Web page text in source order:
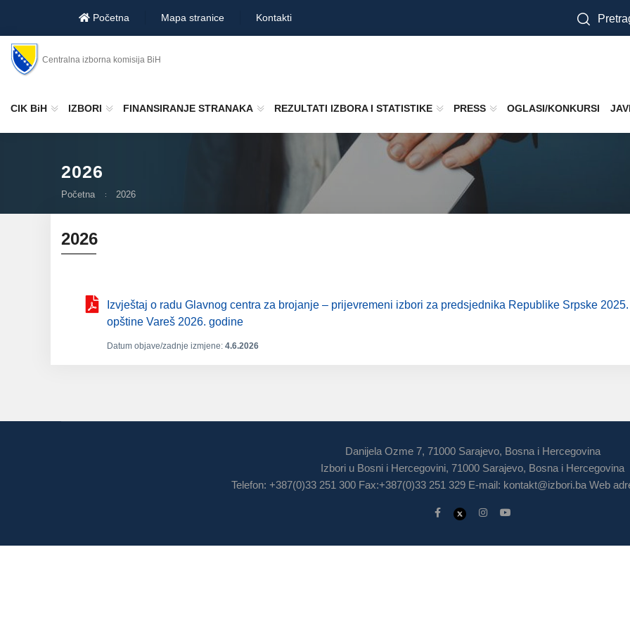
Početna Mapa stranice Kontakti
Centralna izborna komisija BiH
CIK BiH IZBORI FINANSIRANJE STRANAKA REZULTATI IZBORA I STATISTIKE PRESS OGLASI/KONKURSI
2026
Početna 2026
2026
Izvјeštaj o radu Glavnog centra za brojanje – prijevremeni izbori za predsjednika Republike Srpske
opštine Vareš 2026. godine
Datum objave/zadnje izmjene: 4.6.2026
Danijela Ozme 7, 71000 Sarajevo, Bosna i Hercegovina
Izbori u Bosni i Hercegovini, 71000 Sarajevo, Bosna i Hercegovina
Telefon: +387(0)33 251 300 Fax:+387(0)33 251 329 E-mail: kontakt@izbori.baWeb